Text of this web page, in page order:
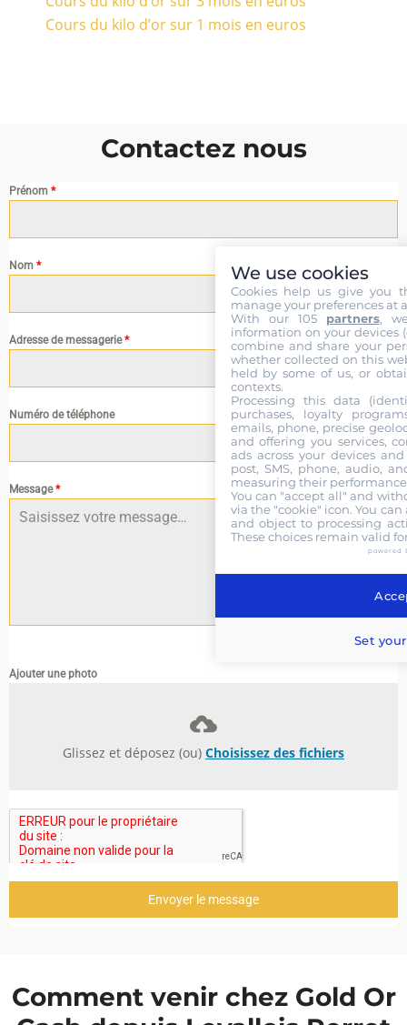
Cours du kilo d’or sur 1 mois en euros
Contactez nous
Prénom *
Nom *
Adresse de messagerie*
Numéro de téléphone
Message*
0 / 180
Ajouter une photo
Glissez et déposez (ou) Choisissez des fichiers
Envoyer le message
Comment venir chez Gold Or
We use cookies
Cookies help us give you
manage your preferences at
With our 105 partners,
information on your devices
combine and share your
whether collected on this
held by some of us, or
contexts.
Processing this data
purchases, loyalty
emails, phone, precise
and offering you services,
ads across your devices
post, SMS, phone, audio,
measuring their
You can "accept all" and
via the "cookie" icon. You
and object to processing
These choices remain valid
powered
Set